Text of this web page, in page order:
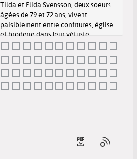
Tilda et Elida Svensson, deux soeurs
âgées de 79 et 72 ans, vivent
paisiblement entre confitures, église
et broderie dans leur vétuste
maisonnette. Lorsque le chat de leur
nouveau voisin est pris d'une frénésie
sexuelle en mangean...